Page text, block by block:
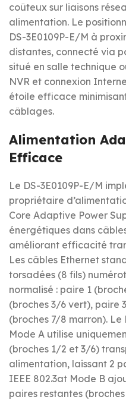
coûteux sur liaisons
alimentation. Le
DS-3E0109P-E/M à
distantes, connecté via
situé en salle technique
NVR et connexion
étoile efficace
câblages.
Alimentation
Efficace
Le DS-3E0109P-E/M
propriétaire
Core Adaptive Power
énergétiques dans
améliorant efficacité
Les câbles Ethernet
torsadées (8 fils)
normalisé : paire 1
(broches 3/6 vert), paire
(broches 7/8 marron). Le
Mode A utilise
(broches 1/2 et 3/6)
alimentation, laissant 2
IEEE 802.3at Mode B
paires restantes